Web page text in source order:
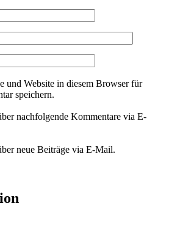
und Website in diesem Browser für
speichern.
nachfolgende Kommentare via E-
neue Beiträge via E-Mail.